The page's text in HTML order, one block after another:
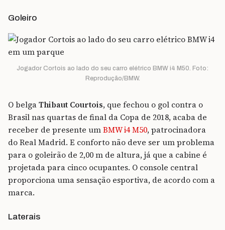
Goleiro
Jogador Cortois ao lado do seu carro elétrico BMW i4 M50. Foto:
Reprodução/BMW.
O belgaThibaut Courtois, que fechou o gol contra o
Brasil nas quartas de final da Copa de 2018, acaba de
receber de presente umBMW i4 M50, patrocinadora
do Real Madrid. E conforto não deve ser um problema
para o goleirão de 2,00 m de altura, já que a cabine é
projetada para cinco ocupantes. O console central
proporciona uma sensação esportiva, de acordo com a
marca.
Laterais